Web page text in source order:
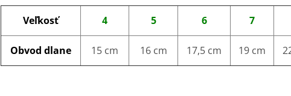
Veľkosť 4 5 6 7
Obvod dlane 15 cm 16 cm 17,5 cm 19 cm